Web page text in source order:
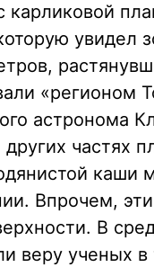
карликовой
увидел
«регионом
астронома
частях
каши
Впрочем,
В
веру ученых в